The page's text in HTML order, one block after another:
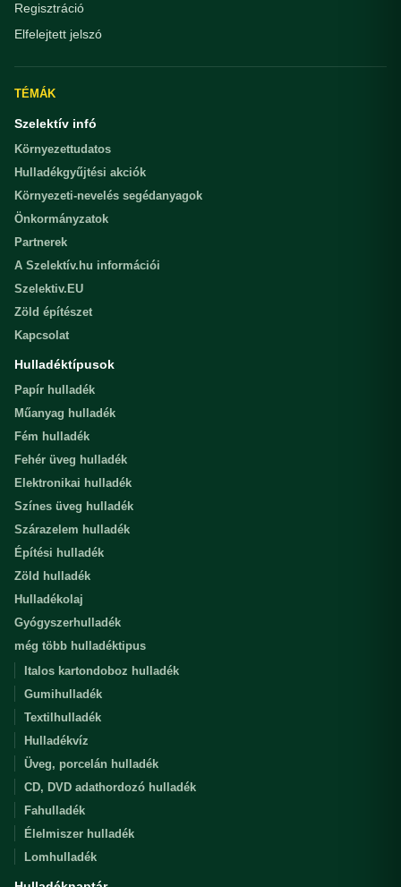
Regisztráció
Elfelejtett jelszó
TÉMÁK
Szelektív infó
Környezettudatos
Hulladékgyűjtési akciók
Környezeti-nevelés segédanyagok
Önkormányzatok
Partnerek
A Szelektív.hu információi
Szelektiv.EU
Zöld építészet
Kapcsolat
Hulladéktípusok
Papír hulladék
Műanyag hulladék
Fém hulladék
Fehér üveg hulladék
Elektronikai hulladék
Színes üveg hulladék
Szárazelem hulladék
Építési hulladék
Zöld hulladék
Hulladékolaj
Gyógyszerhulladék
még több hulladéktipus
Italos kartondoboz hulladék
Gumihulladék
Textilhulladék
Hulladékvíz
Üveg, porcelán hulladék
CD, DVD adathordozó hulladék
Fahulladék
Élelmiszer hulladék
Lomhulladék